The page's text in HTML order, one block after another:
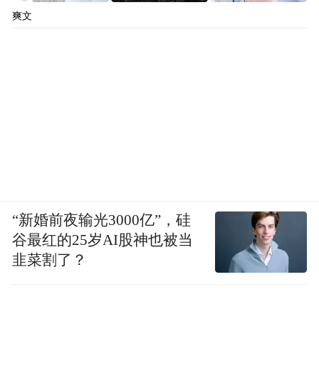
爽文
“新婚前夜输光3000亿”，硅
谷最红的25岁AI股神也被当
韭菜割了？